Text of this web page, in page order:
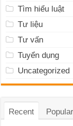
Tìm hiểu luật
Tư liệu
Tư vấn
Tuyển dụng
Uncategorized
Recent Popular